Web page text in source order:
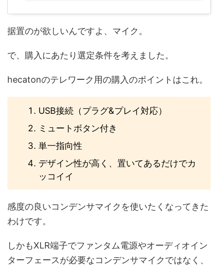
据置のが欲しいんですよ、マイク。
で、購入にあたり選定条件を考えました。
hecatonのテレワーク用の購入のポイントはこれ。
USB接続（プラグ&プレイ対応）
ミュートボタン付き
単一指向性
デザイン性が高く、置いてあるだけでカ
ッコイイ
感度の良いコンデンサマイクを使いたくなってきた
わけです。
しかもXLR端子でファンタム電源やオーディオイン
ターフェースが必要なコンデンサマイクではなく、